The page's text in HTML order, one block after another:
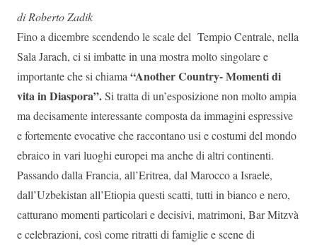
di Roberto Zadik
Fino a dicembre scendendo le scale del Tempio Centrale, nella
Sala Jarach, ci si imbatte in una mostra molto singolare e
importante che si chiama“Another Country- Momenti di
vita in Diaspora”.Si tratta di un’esposizione non molto ampia
ma decisamente interessante composta da immagini espressive
e fortemente evocative che raccontano usi e costumi del mondo
ebraico in vari luoghi europei ma anche di altri continenti.
Passando dalla Francia, all’Eritrea, dal Marocco a Israele,
dall’Uzbekistan all’Etiopia questi scatti, tutti in bianco e nero,
catturano momenti particolari e decisivi, matrimoni, Bar Mitzvà
e celebrazioni, così come ritratti di famiglie e scene di